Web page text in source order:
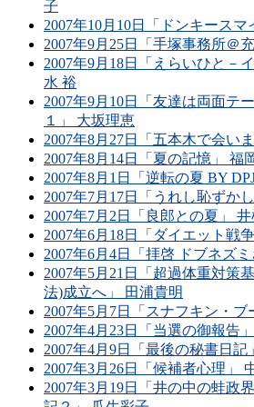
子
2007年10月10日「ドンキース
2007年9月25日「手塚事務所＠
2007年9月18日「えらいひと－
水 裕
2007年9月10日「友達は両面テ
１」 大坂理恵
2007年8月27日「五本木で会い
2007年8月14日「夏の記憶」 福
2007年8月1日「逆転の夏 BY
2007年7月17日「うれし恥ずか
2007年7月2日「良郎との夏」
2007年6月18日「ダイエット戦
2007年6月4日「拝啓 ドブネズ
2007年5月21日「超過体重対策
法)成立へ」 田浦貴明
2007年5月7日「スナフキン・
2007年4月23日「当選の御報告
2007年4月9日「最後の秘書日記
2007年3月26日「候補者心理」
2007年3月19日「井の中の蛙政